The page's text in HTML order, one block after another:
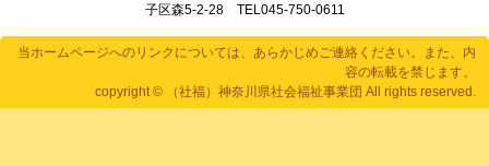
子区森5-2-28 TEL045-750-0611
当ホームページへのリンクについては、あらかじめご連絡ください。また、内
容の転載を禁じます。
copyright © （社福）神奈川県社会福祉事業団 All rights reserved.